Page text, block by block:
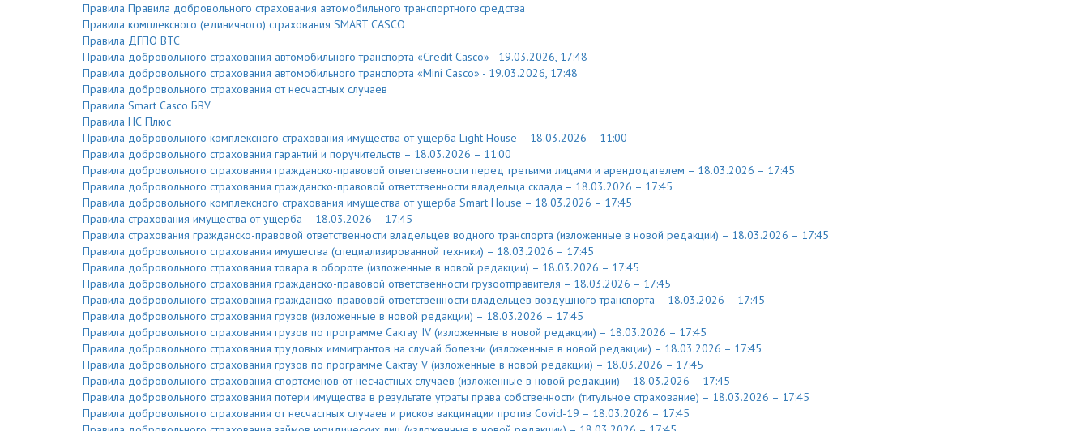
Правила Правила добровольного страхования автомобильного транспортного средства
Правила комплексного (единичного) страхования SMART CASCO
Правила ДГПО ВТС
Правила добровольного страхования автомобильного транспорта «Credit Casco» - 19.03.2026, 17:48
Правила добровольного страхования автомобильного транспорта «Mini Casco» - 19.03.2026, 17:48
Правила добровольного страхования от несчастных случаев
Правила Smart Casco БВУ
Правила НС Плюс
Правила добровольного комплексного страхования имущества от ущерба Light House – 18.03.2026 – 11:00
Правила добровольного страхования гарантий и поручительств – 18.03.2026 – 11:00
Правила добровольного страхования гражданско-правовой ответственности перед третьими лицами и арендодателем – 18.03.2026 – 17:45
Правила добровольного страхования гражданско-правовой ответственности владельца склада – 18.03.2026 – 17:45
Правила добровольного комплексного страхования имущества от ущерба Smart House – 18.03.2026 – 17:45
Правила страхования имущества от ущерба – 18.03.2026 – 17:45
Правила страхования гражданско-правовой ответственности владельцев водного транспорта (изложенные в новой редакции) – 18.03.2026 – 17:45
Правила добровольного страхования имущества (специализированной техники) – 18.03.2026 – 17:45
Правила добровольного страхования товара в обороте (изложенные в новой редакции) – 18.03.2026 – 17:45
Правила добровольного страхования гражданско-правовой ответственности грузоотправителя – 18.03.2026 – 17:45
Правила добровольного страхования гражданско-правовой ответственности владельцев воздушного транспорта – 18.03.2026 – 17:45
Правила добровольного страхования грузов (изложенные в новой редакции) – 18.03.2026 – 17:45
Правила добровольного страхования грузов по программе Сактау IV (изложенные в новой редакции) – 18.03.2026 – 17:45
Правила добровольного страхования трудовых иммигрантов на случай болезни (изложенные в новой редакции) – 18.03.2026 – 17:45
Правила добровольного страхования грузов по программе Сактау V (изложенные в новой редакции) – 18.03.2026 – 17:45
Правила добровольного страхования спортсменов от несчастных случаев (изложенные в новой редакции) – 18.03.2026 – 17:45
Правила добровольного страхования потери имущества в результате утраты права собственности (титульное страхование) – 18.03.2026 – 17:45
Правила добровольного страхования от несчастных случаев и рисков вакцинации против Covid-19 – 18.03.2026 – 17:45